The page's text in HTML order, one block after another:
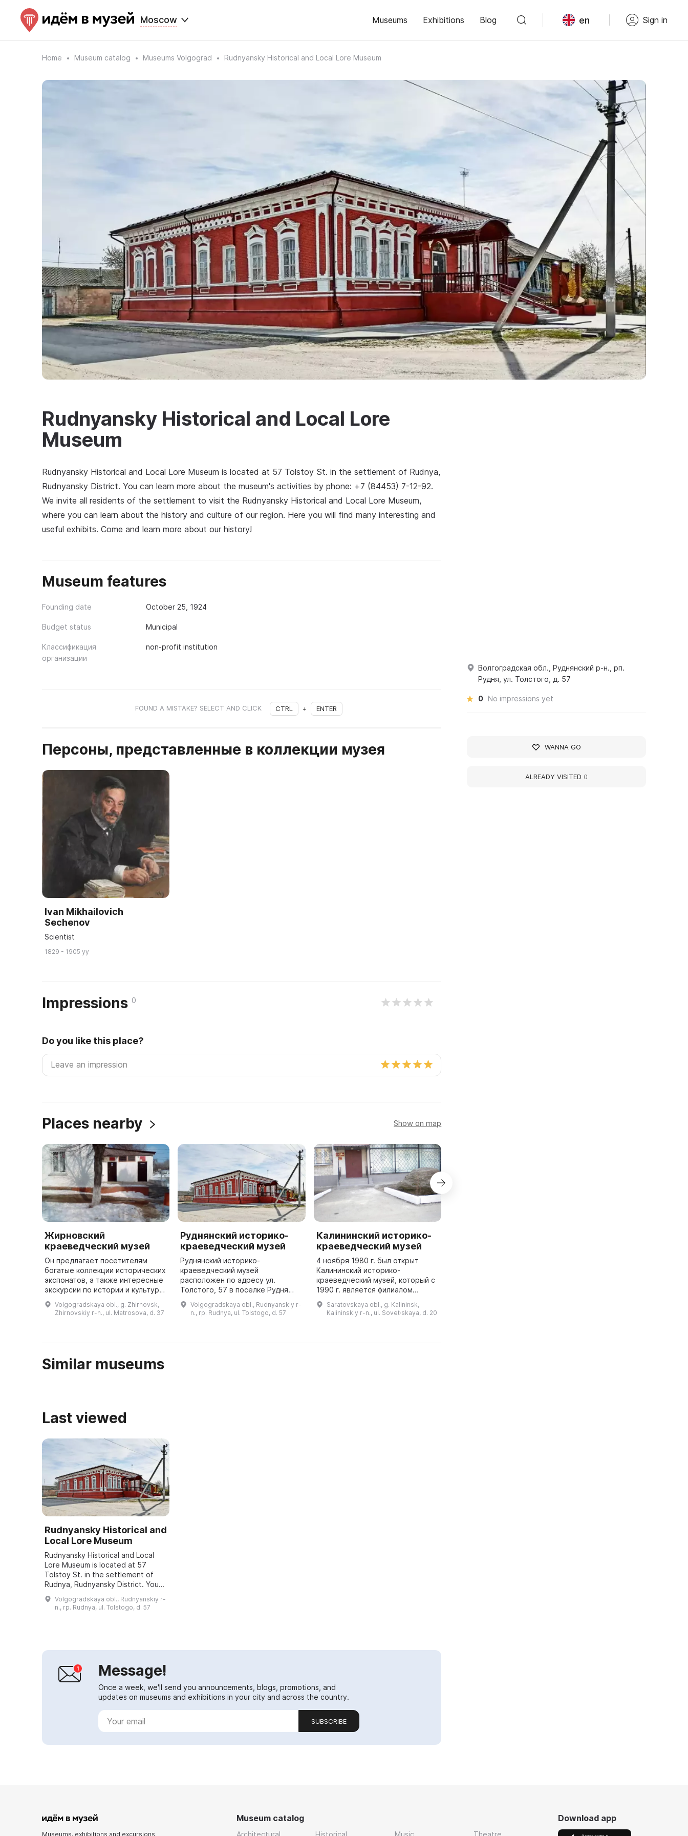
Moscow Museums Exhibitions Blog en Sign in
Home Museum catalog Museums Volgograd Rudnyansky Historical and Local Lore Museum
Rudnyansky Historical and Local Lore
Museum
Rudnyansky Historical and Local Lore Museum is located at 57 Tolstoy St. in the settlement of Rudnya,
Rudnyansky District. You can learn more about the museum's activities by phone: +7 (84453) 7-12-92.
We invite all residents of the settlement to visit the Rudnyansky Historical and Local Lore Museum,
where you can learn about the history and culture of our region. Here you will find many interesting and
useful exhibits. Come and learn more about our history!
Museum features
Founding date October 25, 1924
Budget status Municipal
Классификация
организации
non-profit institution
FOUND A MISTAKE? SELECT AND CLICK CTRL + ENTER
Персоны, представленные в коллекции музея
Ivan Mikhailovich
Sechenov
Scientist
1829 - 1905 yy
Impressions 0
Do you like this place?
Places nearby Show on map
Жирновский
краеведческий музей
Он предлагает посетителям
богатые коллекции исторических
экспонатов, а также интересные
экскурсии по истории и культуре
Жирновского района. Музей
предоставляет посетителям
Volgogradskaya obl., g. Zhirnovsk,
Zhirnovskiy r-n., ul. Matrosova, d. 37
Руднянский историко-
краеведческий музей
Руднянский историко-
краеведческий музей
расположен по адресу ул.
Толстого, 57 в поселке Рудня
Руднянского района. Вы можете
узнать больше о работе музея по
телефону +7 (84453) 7-12-92. Мы
Volgogradskaya obl., Rudnyanskiy r-
n., rp. Rudnya, ul. Tolstogo, d. 57
Калининский историко-
краеведческий музей
4 ноября 1980 г. был открыт
Калининский историко-
краеведческий музей, который с
1990 г. является филиалом
Саратовского областного музея
краеведения. В музее хранится
более шести тысяч объектов:
Saratovskaya obl., g. Kalininsk,
Kalininskiy r-n., ul. Sovet·skaya, d. 20
Similar museums
Last viewed
Rudnyansky Historical and
Local Lore Museum
Rudnyansky Historical and Local
Lore Museum is located at 57
Tolstoy St. in the settlement of
Rudnya, Rudnyansky District. You
can learn more about the museum's
activities by phone: +7 (84453) 7-
12-92...
Volgogradskaya obl., Rudnyanskiy r-
n., rp. Rudnya, ul. Tolstogo, d. 57
Message!
Once a week, we'll send you announcements, blogs, promotions, and
updates on museums and exhibitions in your city and across the country.
SUBSCRIBE
Волгоградская обл., Руднянский р-н., рп.
Рудня, ул. Толстого, д. 57
0 No impressions yet
WANNA GO
ALREADY VISITED 0
Museums, exhibitions and excursions
Museum catalog Download app